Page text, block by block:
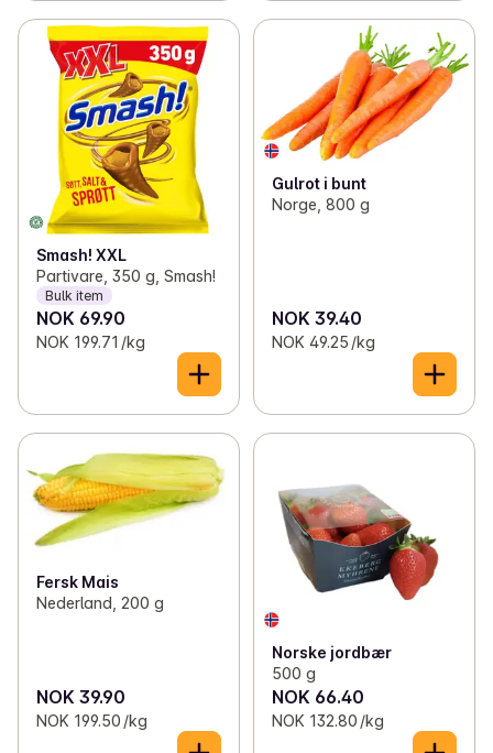
Smash! XXL
Partivare, 350 g, Smash!
Bulk item
NOK 69.90
NOK 199.71 /kg
Gulrot i bunt
Norge, 800 g
NOK 39.40
NOK 49.25 /kg
Fersk Mais
Nederland, 200 g
NOK 39.90
NOK 199.50 /kg
Norske jordbær
500 g
NOK 66.40
NOK 132.80 /kg